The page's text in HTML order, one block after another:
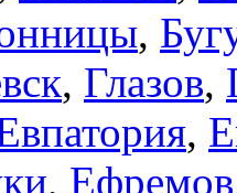
,
, Глазов,
,
, Ефремов